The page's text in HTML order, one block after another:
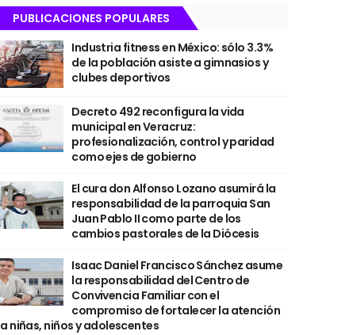
PUBLICACIONES POPULARES
Industria fitness en México: sólo 3.3%
de la población asiste a gimnasios y
clubes deportivos
Decreto 492 reconfigura la vida
municipal en Veracruz:
profesionalización, control y paridad
como ejes de gobierno
El cura don Alfonso Lozano asumirá la
responsabilidad de la parroquia San
Juan Pablo II como parte de los
cambios pastorales de la Diócesis
Isaac Daniel Francisco Sánchez asume
la responsabilidad del Centro de
Convivencia Familiar con el
compromiso de fortalecer la atención
a niñas, niños y adolescentes